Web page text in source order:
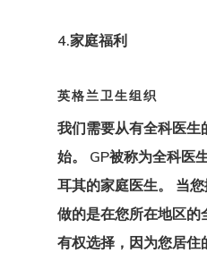
4.家庭福利
英格兰卫生组织
我们需要从有全科医生
始。 GP被称为全科医
耳其的家庭医生。 当
做的是在您所在地区的
有权选择，因为您居住